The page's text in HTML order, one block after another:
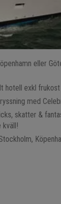
eller
hotell exkl
med
skatter &
kväll!